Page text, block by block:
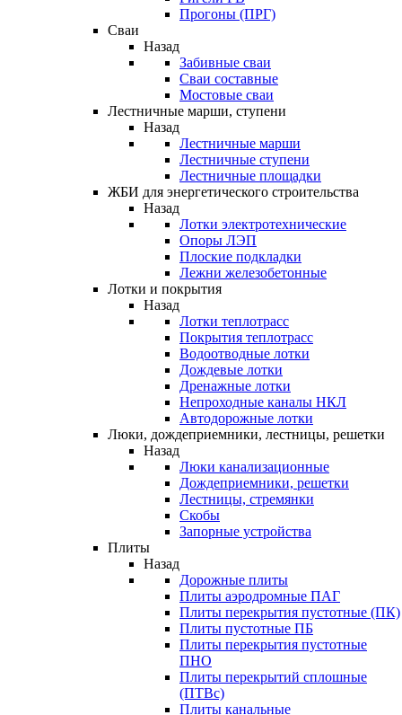
Прогоны (ПРГ)
Сваи
Назад
Забивные сваи
Сваи составные
Мостовые сваи
Лестничные марши, ступени
Назад
Лестничные марши
Лестничные ступени
Лестничные площадки
ЖБИ для энергетического строительства
Назад
Лотки электротехнические
Опоры ЛЭП
Плоские подкладки
Лежни железобетонные
Лотки и покрытия
Назад
Лотки теплотрасс
Покрытия теплотрасс
Водоотводные лотки
Дождевые лотки
Дренажные лотки
Непроходные каналы НКЛ
Автодорожные лотки
Люки, дождеприемники, лестницы, решетки
Назад
Люки канализационные
Дождеприемники, решетки
Лестницы, стремянки
Скобы
Запорные устройства
Плиты
Назад
Дорожные плиты
Плиты аэродромные ПАГ
Плиты перекрытия пустотные (ПК)
Плиты пустотные ПБ
Плиты перекрытия пустотные
ПНО
Плиты перекрытий сплошные
(ПТВс)
Плиты канальные